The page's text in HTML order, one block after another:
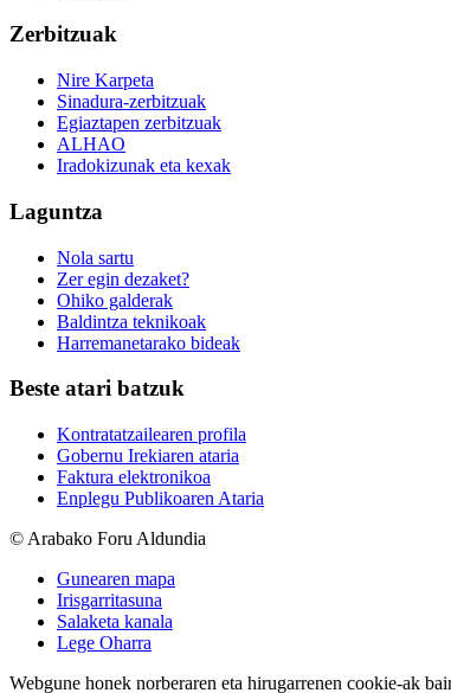
Zerbitzuak
Nire Karpeta
Sinadura-zerbitzuak
Egiaztapen zerbitzuak
ALHAO
Iradokizunak eta kexak
Laguntza
Nola sartu
Zer egin dezaket?
Ohiko galderak
Baldintza teknikoak
Harremanetarako bideak
Beste atari batzuk
Kontratatzailearen profila
Gobernu Irekiaren ataria
Faktura elektronikoa
Enplegu Publikoaren Ataria
© Arabako Foru Aldundia
Gunearen mapa
Irisgarritasuna
Salaketa kanala
Lege Oharra
Webgune honek norberaren eta hirugarrenen cookie-ak